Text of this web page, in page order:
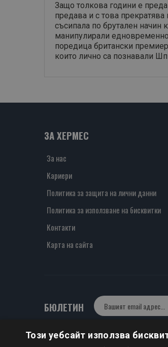
Защо толкова години е
предава и с това
съсипала по брутален начин
манипулирали
поредица британски
които лично са познавали
ЗА ХЕРМЕС
За нас
Кариери
Политика за защита на лични данни
Политика за използване на бисквитки
Контакти
Карта на сайта
БЮЛЕТИН
Този уебсайт използва